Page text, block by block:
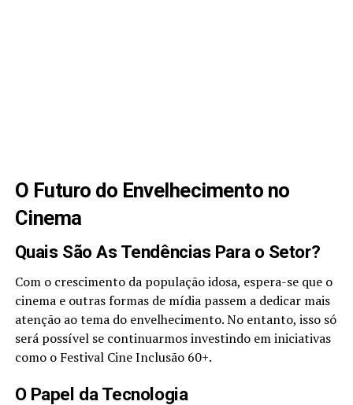
O Futuro do Envelhecimento no
Cinema
Quais São As Tendências Para o Setor?
Com o crescimento da população idosa, espera-se que o
cinema e outras formas de mídia passem a dedicar mais
atenção ao tema do envelhecimento. No entanto, isso só
será possível se continuarmos investindo em iniciativas
como o Festival Cine Inclusão 60+.
O Papel da Tecnologia